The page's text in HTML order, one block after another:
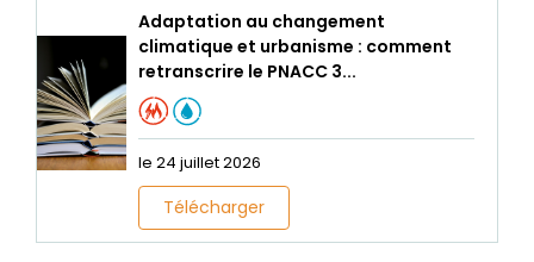
Adaptation au changement
climatique et urbanisme : comment
retranscrire le PNACC 3...
le 24 juillet 2026
Télécharger